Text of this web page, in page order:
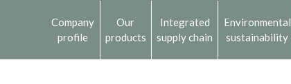
Company
profile
Our
products
Integrated
supply chain
Environmental
sustainability